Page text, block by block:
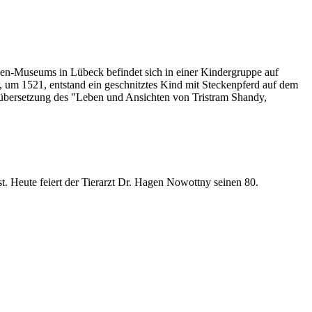
Museums in Lübeck befindet sich in einer Kindergruppe auf
1521, entstand ein geschnitztes Kind mit Steckenpferd auf dem
des "Leben und Ansichten von Tristram Shandy,
Heute feiert der Tierarzt Dr. Hagen Nowottny seinen 80.